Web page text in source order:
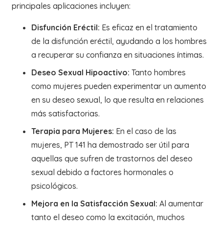
principales aplicaciones incluyen:
Disfunción Eréctil: Es eficaz en el tratamiento
de la disfunción eréctil, ayudando a los hombres
a recuperar su confianza en situaciones íntimas.
Deseo Sexual Hipoactivo: Tanto hombres
como mujeres pueden experimentar un aumento
en su deseo sexual, lo que resulta en relaciones
más satisfactorias.
Terapia para Mujeres: En el caso de las
mujeres, PT 141 ha demostrado ser útil para
aquellas que sufren de trastornos del deseo
sexual debido a factores hormonales o
psicológicos.
Mejora en la Satisfacción Sexual: Al aumentar
tanto el deseo como la excitación, muchos